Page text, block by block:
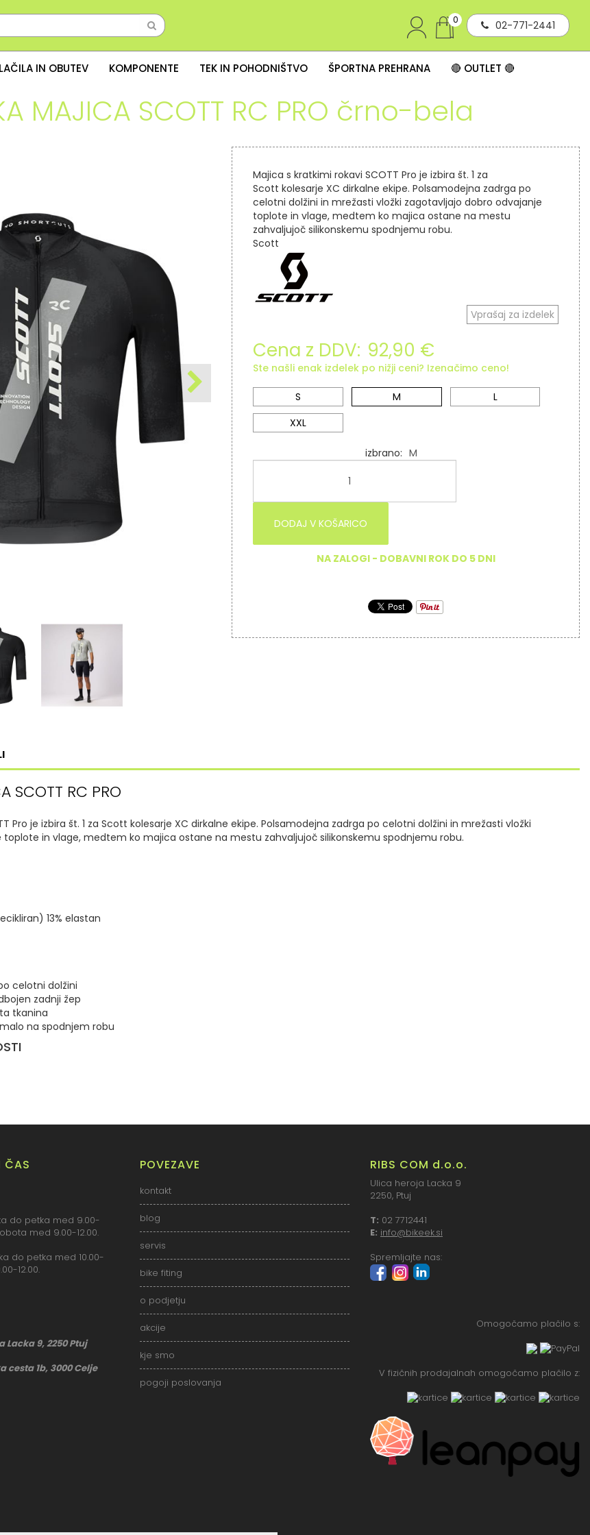
02-771-2441
0
IN OBUTEV KOMPONENTE TEK IN POHODNIŠTVO ŠPORTNA PREHRANA 🔴 OUTLET 🔴
MAJICA SCOTT RC PRO črno-bela
Majica s kratkimi rokavi SCOTT Pro je izbira št. 1 za
Scott kolesarje XC dirkalne ekipe. Polsamodejna zadrga po
celotni dolžini in mrežasti vložki zagotavljajo dobro odvajanje
toplote in vlage, medtem ko majica ostane na mestu
zahvaljujoč silikonskemu spodnjemu robu.
Scott
Vprašaj za izdelek
Cena z DDV: 92,90 €
Ste našli enak izdelek po nižji ceni? Izenačimo ceno!
S M
L
XXL
izbrano M
DODAJ V KOŠARICO
NA ZALOGI - DOBAVNI ROK DO 5 DNI
SCOTT RC PRO
Pro je izbira št. 1 za Scott kolesarje XC dirkalne ekipe. Polsamodejna zadrga po celotni dolžini in mrežasti vložki
in vlage, medtem ko majica ostane na mestu zahvaljujoč silikonskemu spodnjemu robu.
13% elastan
celotni dolžini
zadnji žep
tkanina
na spodnjem robu
ČAS
do petka med 9.00-
med 9.00-12.00.
do petka med 10.00-
12.00.
Lacka 9, 2250 Ptuj
cesta 1b, 3000 Celje
POVEZAVE
kontakt
blog
servis
bike fiting
o podjetju
akcije
kje smo
pogoji poslovanja
RIBS COM d.o.o.
Ulica heroja Lacka 9
2250, Ptuj
T: 02 7712441
E: info@bikeek.si
Spremljajte nas:
Omogočamo plačilo s:
V fizičnih prodajalnah omogočamo plačilo z: